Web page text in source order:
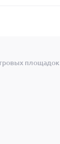
площадок